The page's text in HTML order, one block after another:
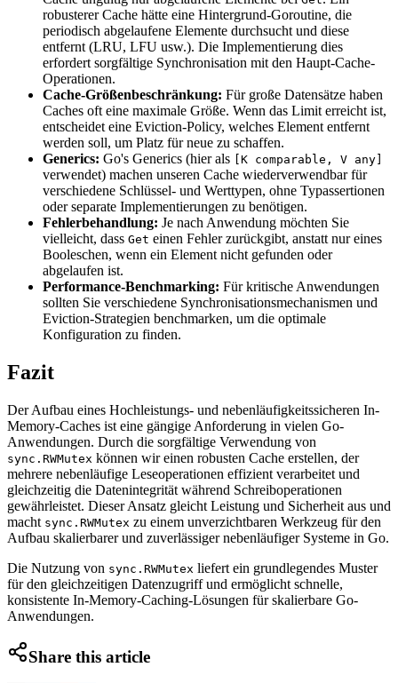
robusterer Cache hätte eine Hintergrund-Goroutine, die
periodisch abgelaufene Elemente durchsucht und diese
entfernt (LRU, LFU usw.). Die Implementierung dies
erfordert sorgfältige Synchronisation mit den Haupt-Cache-
Operationen.
Cache-Größenbeschränkung: Für große Datensätze haben
Caches oft eine maximale Größe. Wenn das Limit erreicht ist,
entscheidet eine Eviction-Policy, welches Element entfernt
werden soll, um Platz für neue zu schaffen.
Generics: Go's Generics (hier als [K comparable, V any]
verwendet) machen unseren Cache wiederverwendbar für
verschiedene Schlüssel- und Werttypen, ohne Typassertionen
oder separate Implementierungen zu benötigen.
Fehlerbehandlung: Je nach Anwendung möchten Sie
vielleicht, dass Get einen Fehler zurückgibt, anstatt nur eines
Booleschen, wenn ein Element nicht gefunden oder
abgelaufen ist.
Performance-Benchmarking: Für kritische Anwendungen
sollten Sie verschiedene Synchronisationsmechanismen und
Eviction-Strategien benchmarken, um die optimale
Konfiguration zu finden.
Fazit
Der Aufbau eines Hochleistungs- und nebenläufigkeitssicheren In-
Memory-Caches ist eine gängige Anforderung in vielen Go-
Anwendungen. Durch die sorgfältige Verwendung von
sync.RWMutex können wir einen robusten Cache erstellen, der
mehrere nebenläufige Leseoperationen effizient verarbeitet und
gleichzeitig die Datenintegrität während Schreiboperationen
gewährleistet. Dieser Ansatz gleicht Leistung und Sicherheit aus und
macht sync.RWMutex zu einem unverzichtbaren Werkzeug für den
Aufbau skalierbarer und zuverlässiger nebenläufiger Systeme in Go.
Die Nutzung von sync.RWMutex liefert ein grundlegendes Muster
für den gleichzeitigen Datenzugriff und ermöglicht schnelle,
konsistente In-Memory-Caching-Lösungen für skalierbare Go-
Anwendungen.
Share this article